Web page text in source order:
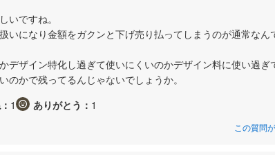
いですね。
いになり金額をガクンと下げ売り払ってしまうのが通常なん
デザイン特化し過ぎて使いにくいのかデザイン料に使い過ぎ
のかで残ってるんじゃないでしょうか。
1 ありがとう： 1
この質問